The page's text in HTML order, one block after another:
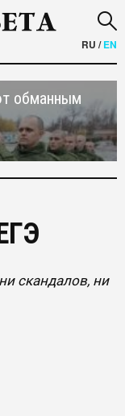
RU /EN
обманным
скандалов, ни